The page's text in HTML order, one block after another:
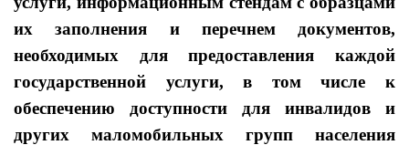
их заполнения и перечнем документов,
необходимых для предоставления каждой
государственной услуги, в том числе к
обеспечению доступности для инвалидов и
других маломобильных групп населения